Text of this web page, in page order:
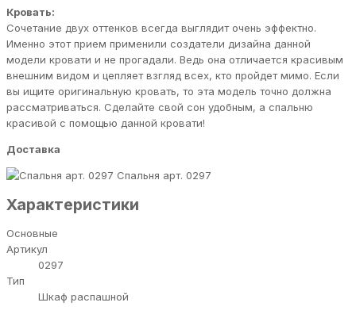
Кровать:
Сочетание двух оттенков всегда выглядит очень эффектно.
Именно этот прием применили создатели дизайна данной
модели кровати и не прогадали. Ведь она отличается красивым
внешним видом и цепляет взгляд всех, кто пройдет мимо. Если
вы ищите оригинальную кровать, то эта модель точно должна
рассматриваться. Сделайте свой сон удобным, а спальню
красивой с помощью данной кровати!
Доставка
Спальня арт. 0297
Характеристики
Основные
Артикул
0297
Тип
Шкаф распашной